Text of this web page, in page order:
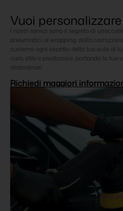
Vuoi
I nostri servizi sono il segreto di
pneumatici al wrapping, dalla
curiamo ogni aspetto della tua auto di
cura, stile e prestazioni, portando la tua
straordinari.
Richiedi maggiori